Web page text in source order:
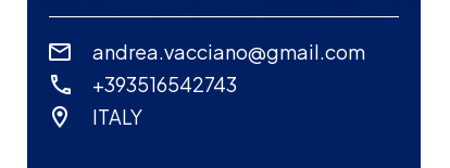
andrea.vacciano@gmail.com
+393516542743
ITALY